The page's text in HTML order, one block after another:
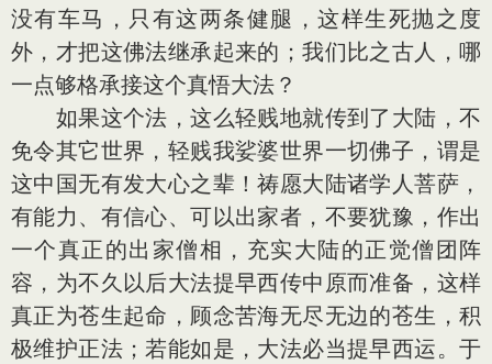
没有车马，只有这两条健腿，这样生死抛之度
外，才把这佛法继承起来的；我们比之古人，哪
一点够格承接这个真悟大法？
如果这个法，这么轻贱地就传到了大陆，不
免令其它世界，轻贱我娑婆世界一切佛子，谓是
这中国无有发大心之辈！祷愿大陆诸学人菩萨，
有能力、有信心、可以出家者，不要犹豫，作出
一个真正的出家僧相，充实大陆的正觉僧团阵
容，为不久以后大法提早西传中原而准备，这样
真正为苍生起命，顾念苦海无尽无边的苍生，积
极维护正法；若能如是，大法必当提早西运。于